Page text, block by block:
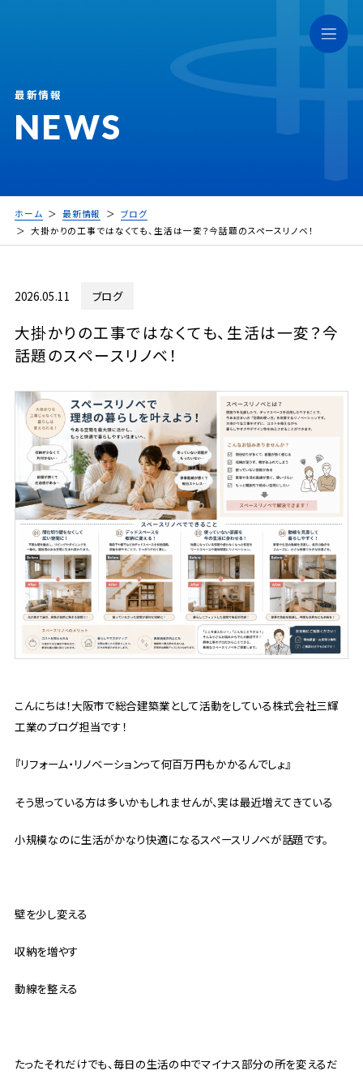
NEWS
最新情報
ホーム 最新情報
ブログ
大掛かりの工事ではなくても、生活は一変？今話題のスペースリノベ！
2026.05.11 ブログ
大掛かりの工事ではなくても、生活は一変？今
話題のスペースリノベ！
こんにちは！大阪市で総合建築業として活動をしている株式会社三輝
工業のブログ担当です！
『リフォーム・リノベーションって何百万円もかかるんでしょ』
そう思っている方は多いかもしれませんが、実は最近増えてきている
小規模なのに生活がかなり快適になるスペースリノベが話題です。
壁を少し変える
収納を増やす
動線を整える
たったそれだけでも、毎日の生活の中でマイナス部分の所を変えるだ